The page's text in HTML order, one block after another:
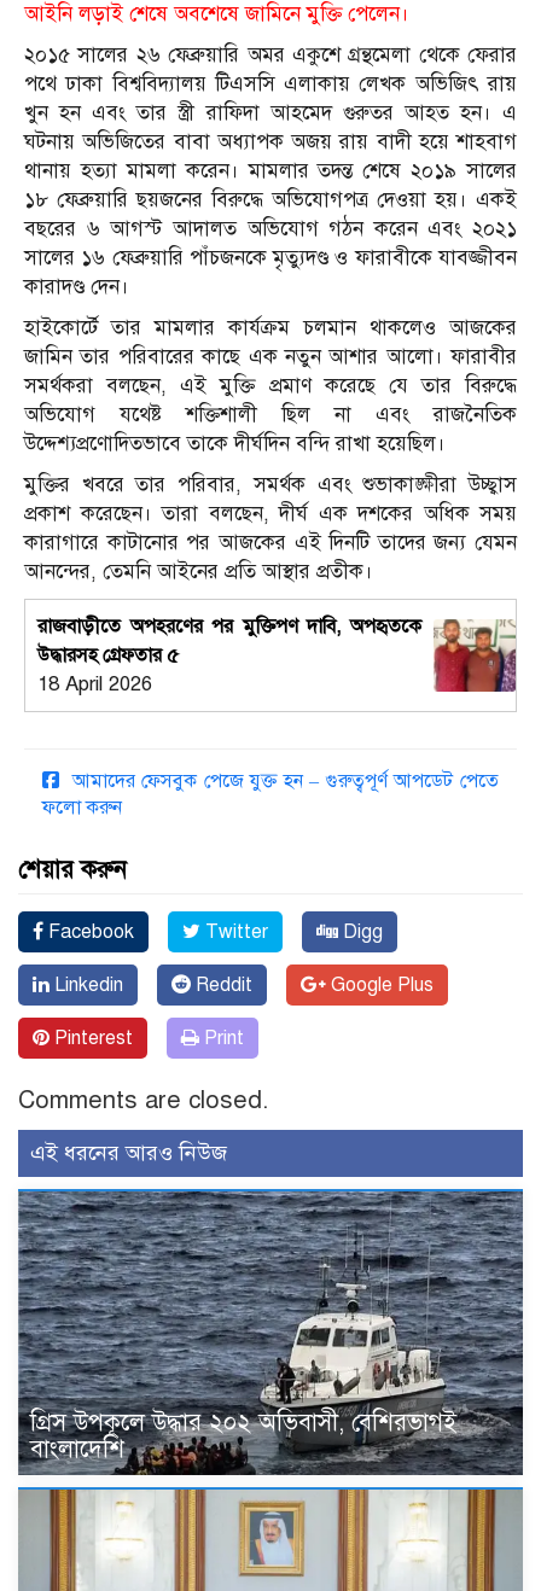
আইনি লড়াই শেষে অবশেষে জামিনে মুক্তি পেলেন।
২০১৫ সালের ২৬ ফেব্রুয়ারি অমর একুশে গ্রন্থমেলা থেকে ফেরার
পথে ঢাকা বিশ্ববিদ্যালয় টিএসসি এলাকায় লেখক অভিজিৎ রায়
খুন হন এবং তার স্ত্রী রাফিদা আহমেদ গুরুতর আহত হন। এ
ঘটনায় অভিজিতের বাবা অধ্যাপক অজয় রায় বাদী হয়ে শাহবাগ
থানায় হত্যা মামলা করেন। মামলার তদন্ত শেষে ২০১৯ সালের
১৮ ফেব্রুয়ারি ছয়জনের বিরুদ্ধে অভিযোগপত্র দেওয়া হয়। একই
বছরের ৬ আগস্ট আদালত অভিযোগ গঠন করেন এবং ২০২১
সালের ১৬ ফেব্রুয়ারি পাঁচজনকে মৃত্যুদণ্ড ও ফারাবীকে যাবজ্জীবন
কারাদণ্ড দেন।
হাইকোর্টে তার মামলার কার্যক্রম চলমান থাকলেও আজকের
জামিন তার পরিবারের কাছে এক নতুন আশার আলো। ফারাবীর
সমর্থকরা বলছেন, এই মুক্তি প্রমাণ করেছে যে তার বিরুদ্ধে
অভিযোগ যথেষ্ট শক্তিশালী ছিল না এবং রাজনৈতিক
উদ্দেশ্যপ্রণোদিতভাবে তাকে দীর্ঘদিন বন্দি রাখা হয়েছিল।
মুক্তির খবরে তার পরিবার, সমর্থক এবং শুভাকাঙ্ক্ষীরা উচ্ছ্বাস
প্রকাশ করেছেন। তারা বলছেন, দীর্ঘ এক দশকের অধিক সময়
কারাগারে কাটানোর পর আজকের এই দিনটি তাদের জন্য যেমন
আনন্দের, তেমনি আইনের প্রতি আস্থার প্রতীক।
রাজবাড়ীতে অপহরণের পর মুক্তিপণ দাবি, অপহৃতকে
উদ্ধারসহ গ্রেফতার ৫
18 April 2026
আমাদের ফেসবুক পেজে যুক্ত হন – গুরুত্বপূর্ণ আপডেট পেতে
ফলো করুন
শেয়ার করুন
Facebook Twitter Digg
Linkedin Reddit Google Plus
Pinterest Print
Comments are closed.
এই ধরনের আরও নিউজ
গ্রিস উপকূলে উদ্ধার ২০২ অভিবাসী, বেশিরভাগই
বাংলাদেশি